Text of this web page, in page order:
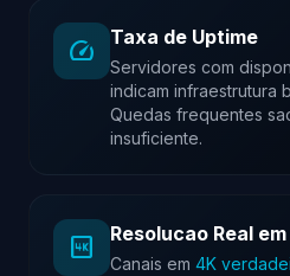
speed Taxa de Uptime
Servidores com
indicam infraestrutura
Quedas frequentes
insuficiente.
4k Resolucao Real
Canais em 4K